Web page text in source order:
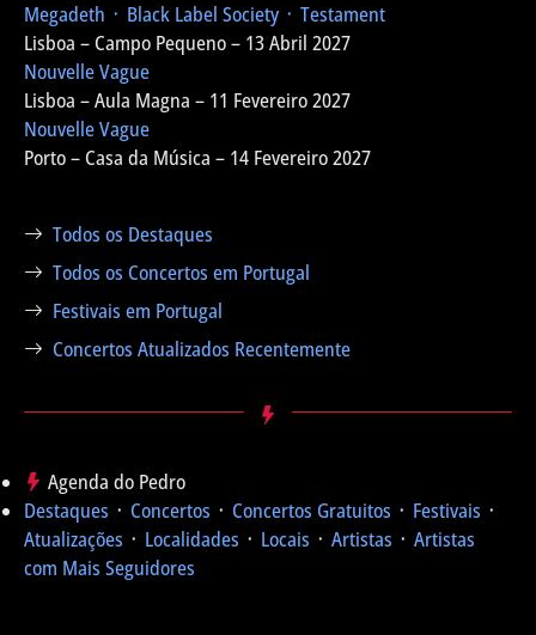
Megadeth ᛫ Black Label Society ᛫ Testament
Lisboa – Campo Pequeno – 13 Abril 2027
Nouvelle Vague
Lisboa – Aula Magna – 11 Fevereiro 2027
Nouvelle Vague
Porto – Casa da Música – 14 Fevereiro 2027
Todos os Destaques
Todos os Concertos em Portugal
Festivais em Portugal
Concertos Atualizados Recentemente
Agenda do Pedro
Destaques ᛫ Concertos ᛫ Concertos Gratuitos ᛫ Festivais ᛫
Atualizações ᛫ Localidades ᛫ Locais ᛫ Artistas ᛫ Artistas
com Mais Seguidores